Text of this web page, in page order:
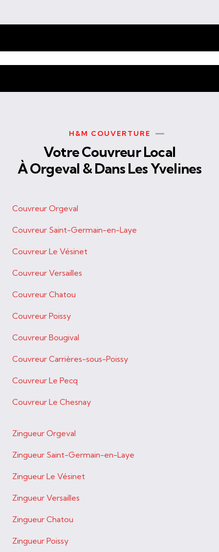
H&M COUVERTURE
Votre Couvreur Local
À Orgeval & Dans Les Yvelines
Couvreur Orgeval
Couvreur Saint-Germain-en-Laye
Couvreur Le Vésinet
Couvreur Versailles
Couvreur Chatou
Couvreur Poissy
Couvreur Bougival
Couvreur Carrières-sous-Poissy
Couvreur Le Pecq
Couvreur Le Chesnay
Zingueur Orgeval
Zingueur Saint-Germain-en-Laye
Zingueur Le Vésinet
Zingueur Versailles
Zingueur Chatou
Zingueur Poissy